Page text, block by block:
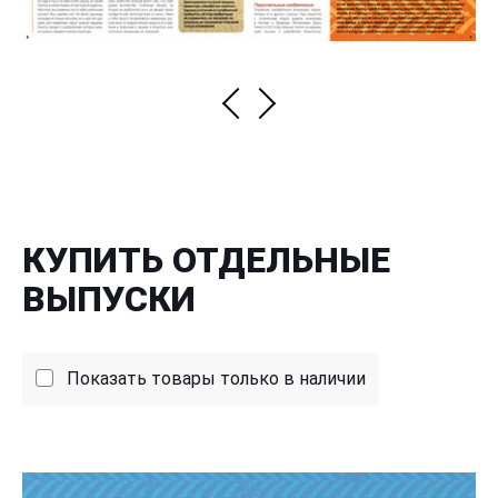
КУПИТЬ ОТДЕЛЬНЫЕ
ВЫПУСКИ
Показать товары только в наличии